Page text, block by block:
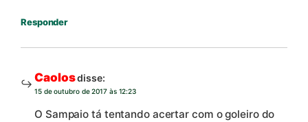
Responder
Caolosdisse:
15 de outubro de 2017 às 12:23
O Sampaio tá tentando acertar com o goleiro do